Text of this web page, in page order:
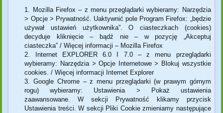
Mozilla Firefox – z menu przeglądarki wybieramy: Narzędzia
> Opcje > Prywatność. Uaktywnić pole Program Firefox: „będzie
używał ustawień użytkownika”. O ciasteczkach (cookies)
decyduje kliknięcie – bądź nie – w pozycję „Akceptuj
ciasteczka” / Więcej informacji – Mozilla Firefox
Internet EXPLORER 6.0 I 7.0 – z menu przeglądarki
wybieramy: Narzędzia > Opcje Internetowe > Blokuj wszystkie
cookies. / Więcej informacji Internet Explorer
Google Chrome – z menu przeglądarki (w prawym górnym
rogu) wybieramy: Ustawienia > Pokaż ustawienia
zaawansowane. W sekcji Prywatność klikamy przycisk
Ustawienia treści. W sekcji Pliki Cookie zmieniamy następujące